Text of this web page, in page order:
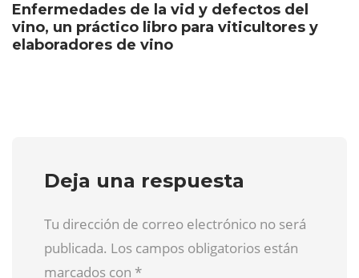
Enfermedades de la vid y defectos del
vino, un práctico libro para viticultores y
elaboradores de vino
Deja una respuesta
Tu dirección de correo electrónico no será
publicada. Los campos obligatorios están
marcados con *